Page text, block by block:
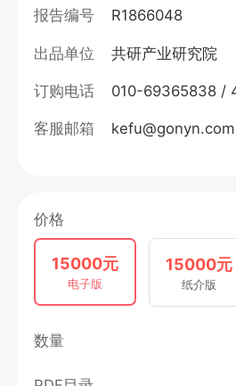
报告编号 R1866048
出品单位 共研产业研究院
订购电话 010-69365838 /
客服邮箱 kefu@gonyn.com
价格
15000元
电子版
15000元
纸介版
数量